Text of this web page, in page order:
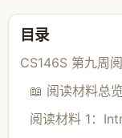
目录
CS146S 第九周
📖 阅读材料总览
阅读材料 1：